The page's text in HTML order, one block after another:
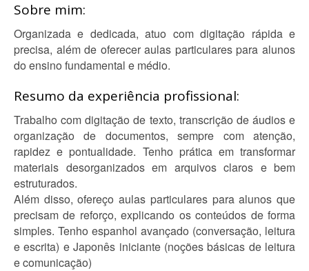
Sobre mim:
Organizada e dedicada, atuo com digitação rápida e
precisa, além de oferecer aulas particulares para alunos
do ensino fundamental e médio.
Resumo da experiência profissional:
Trabalho com digitação de texto, transcrição de áudios e
organização de documentos, sempre com atenção,
rapidez e pontualidade. Tenho prática em transformar
materiais desorganizados em arquivos claros e bem
estruturados.
Além disso, ofereço aulas particulares para alunos que
precisam de reforço, explicando os conteúdos de forma
simples. Tenho espanhol avançado (conversação, leitura
e escrita) e Japonês iniciante (noções básicas de leitura
e comunicação)